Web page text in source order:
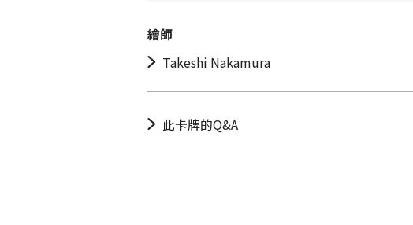
繪師
Takeshi Nakamura
此卡牌的Q&A